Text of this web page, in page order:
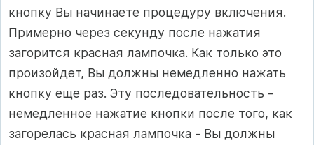
кнопку Вы начинаете процедуру включения.
Примерно через секунду после нажатия
загорится красная лампочка. Как только это
произойдет, Вы должны немедленно нажать
кнопку еще раз. Эту последовательность -
немедленное нажатие кнопки после того, как
загорелась красная лампочка - Вы должны